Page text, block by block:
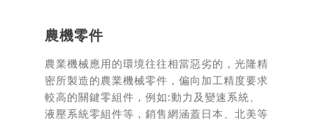
農機零件
農業機械應用的環境往往相當惡劣的，光隆精
密所製造的農業機械零件，偏向加工精度要求
較高的關鍵零組件，例如:動力及變速系統、
液壓系統零組件等，銷售網涵蓋日本、北美等